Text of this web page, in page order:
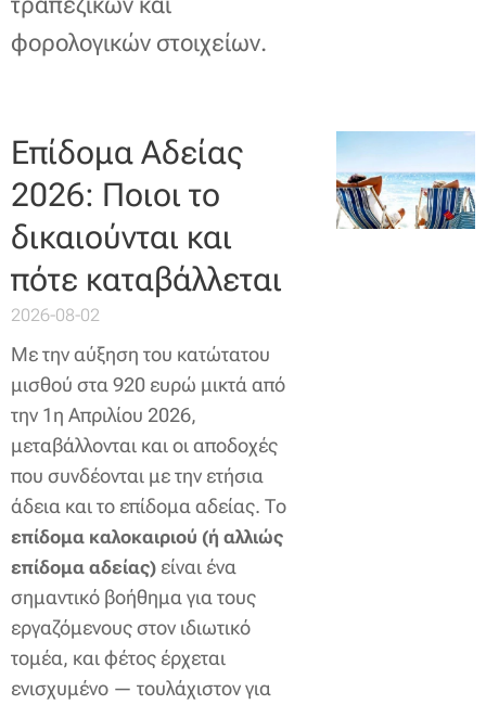
φορολογικών στοιχείων.
Επίδομα Αδείας
2026: Ποιοι το
δικαιούνται και
πότε καταβάλλεται
2026-08-02
Με την αύξηση του κατώτατου
μισθού στα 920 ευρώ μικτά από
την 1η Απριλίου 2026,
μεταβάλλονται και οι αποδοχές
που συνδέονται με την ετήσια
άδεια και το επίδομα αδείας. Το
επίδομα καλοκαιριού (ή αλλιώς
επίδομα αδείας) είναι ένα
σημαντικό βοήθημα για τους
εργαζόμενους στον ιδιωτικό
τομέα, και φέτος έρχεται
ενισχυμένο — τουλάχιστον για